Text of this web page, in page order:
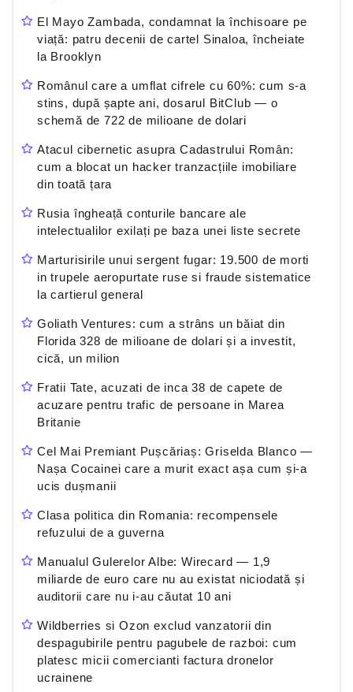
El Mayo Zambada, condamnat la închisoare pe
viață: patru decenii de cartel Sinaloa, încheiate
la Brooklyn
Românul care a umflat cifrele cu 60%: cum s-a
stins, după șapte ani, dosarul BitClub — o
schemă de 722 de milioane de dolari
Atacul cibernetic asupra Cadastrului Român:
cum a blocat un hacker tranzacțiile imobiliare
din toată țara
Rusia îngheață conturile bancare ale
intelectualilor exilați pe baza unei liste secrete
Marturisirile unui sergent fugar: 19.500 de morti
in trupele aeropurtate ruse si fraude sistematice
la cartierul general
Goliath Ventures: cum a strâns un băiat din
Florida 328 de milioane de dolari și a investit,
cică, un milion
Fratii Tate, acuzati de inca 38 de capete de
acuzare pentru trafic de persoane in Marea
Britanie
Cel Mai Premiant Pușcăriaș: Griselda Blanco —
Nașa Cocainei care a murit exact așa cum și-a
ucis dușmanii
Clasa politica din Romania: recompensele
refuzului de a guverna
Manualul Gulerelor Albe: Wirecard — 1,9
miliarde de euro care nu au existat niciodată și
auditorii care nu i-au căutat 10 ani
Wildberries si Ozon exclud vanzatorii din
despagubirile pentru pagubele de razboi: cum
platesc micii comercianti factura dronelor
ucrainene